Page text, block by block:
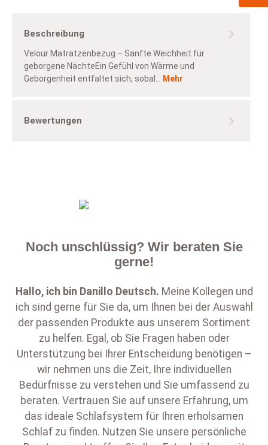
Beschreibung
Velour Matratzenbezug – Sanfte Weichheit für
geborgene NächteEin Gefühl von Wärme und
Geborgenheit entfaltet sich, sobal…
Mehr
Bewertungen
Noch unschlüssig? Wir beraten Sie
gerne!
Hallo, ich bin Danillo Deutsch. Meine Kollegen und
ich sind gerne für Sie da, um Ihnen bei der Auswahl
der passenden Produkte aus unserem Sortiment
zu helfen. Egal, ob Sie Fragen haben oder
Unterstützung bei Ihrer Entscheidung benötigen –
wir nehmen uns die Zeit, Ihre individuellen
Bedürfnisse zu verstehen und Sie umfassend zu
beraten. Vertrauen Sie auf unsere Erfahrung, um
das ideale Schlafsystem für Ihren erholsamen
Schlaf zu finden. Nutzen Sie unsere persönliche